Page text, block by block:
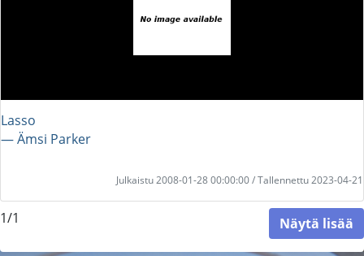
Lasso
― Ämsi Parker
Julkaistu 2008-01-28 00:00:00 / Tallennettu 2023-04-21
1/1 Näytä lisää